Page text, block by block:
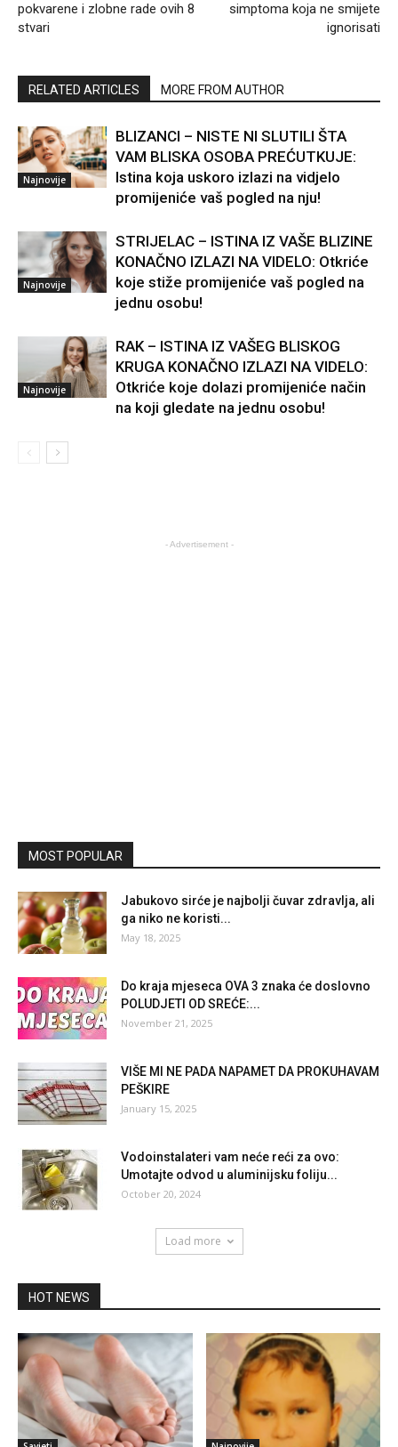
pokvarene i zlobne rade ovih 8
stvari
simptoma koja ne smijete
ignorisati
RELATED ARTICLES MORE FROM AUTHOR
Najnovije
BLIZANCI – NISTE NI SLUTILI ŠTA
VAM BLISKA OSOBA PREĆUTKUJE:
Istina koja uskoro izlazi na vidjelo
promijeniće vaš pogled na nju!
Najnovije
STRIJELAC – ISTINA IZ VAŠE BLIZINE
KONAČNO IZLAZI NA VIDELO: Otkriće
koje stiže promijeniće vaš pogled na
jednu osobu!
Najnovije
RAK – ISTINA IZ VAŠEG BLISKOG
KRUGA KONAČNO IZLAZI NA VIDELO:
Otkriće koje dolazi promijeniće način
na koji gledate na jednu osobu!
- Advertisement -
MOST POPULAR
Jabukovo sirće je najbolji čuvar zdravlja, ali
ga niko ne koristi...
May 18, 2025
Do kraja mjeseca OVA 3 znaka će doslovno
POLUDJETI OD SREĆE:...
November 21, 2025
VIŠE MI NE PADA NAPAMET DA PROKUHAVAM
PEŠKIRE
January 15, 2025
Vodoinstalateri vam neće reći za ovo:
Umotajte odvod u aluminijsku foliju...
October 20, 2024
Load more
HOT NEWS